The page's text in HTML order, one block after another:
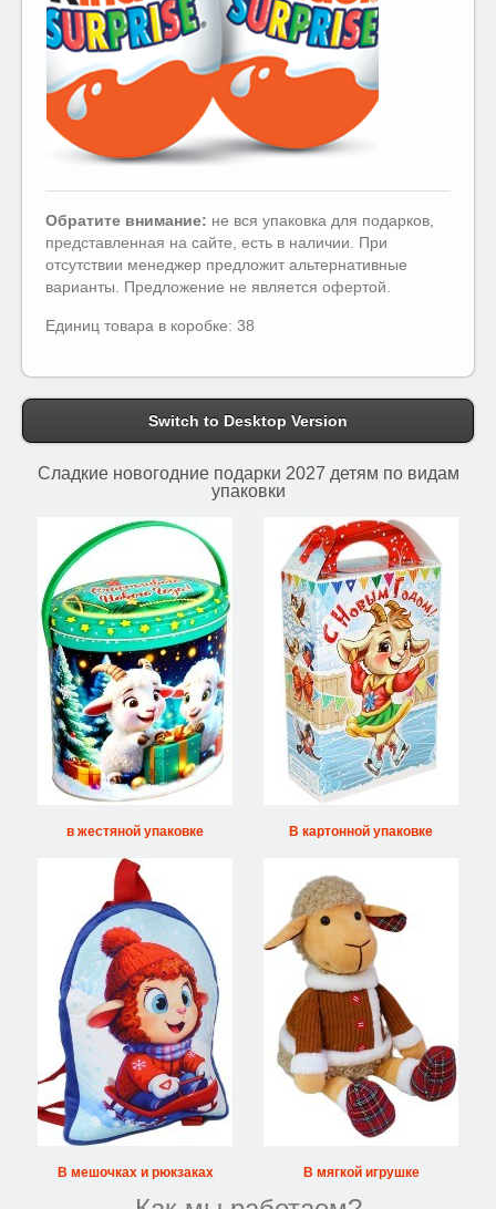
Обратите внимание: не вся упаковка для подарков,
представленная на сайте, есть в наличии. При
отсутствии менеджер предложит альтернативные
варианты. Предложение не является офертой.
Единиц товара в коробке: 38
Switch to Desktop Version
Сладкие новогодние подарки 2027 детям по видам
упаковки
в жестяной упаковке В картонной упаковке
В мешочках и рюкзаках В мягкой игрушке